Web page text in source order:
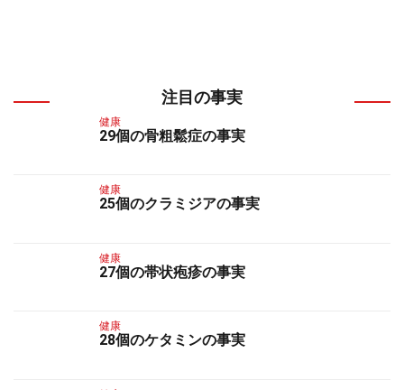
注目の事実
健康
29個の骨粗鬆症の事実
健康
25個のクラミジアの事実
健康
27個の帯状疱疹の事実
健康
28個のケタミンの事実